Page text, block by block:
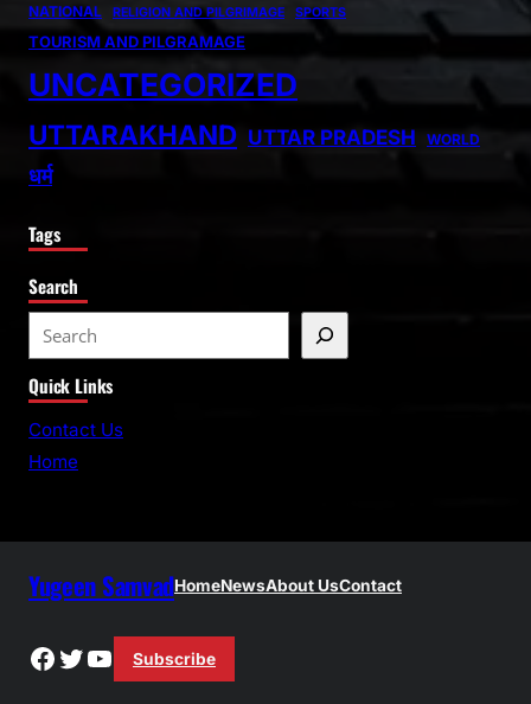
NATIONAL RELIGION AND PILGRIMAGE SPORTS
TOURISM AND PILGRAMAGE
UNCATEGORIZED
UTTARAKHAND UTTAR PRADESH WORLD
धर्म
Tags
Search
e
a
r
Quick Links
Contact Us
Home
Yugeen SamvadHomeNewsAbout UsContact
Facebook
Twitter
YouTube
Subscribe